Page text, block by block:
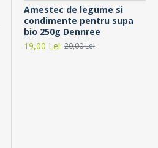
Amestec de legume si
condimente pentru supa
bio 250g Dennree
19,00 Lei 20,00 Lei